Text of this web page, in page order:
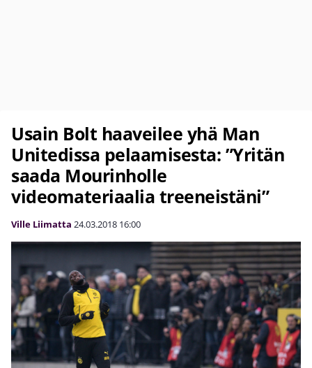
Usain Bolt haaveilee yhä Man
Unitedissa pelaamisesta: ”Yritän
saada Mourinholle
videomateriaalia treeneistäni”
Ville Liimatta 24.03.2018 16:00